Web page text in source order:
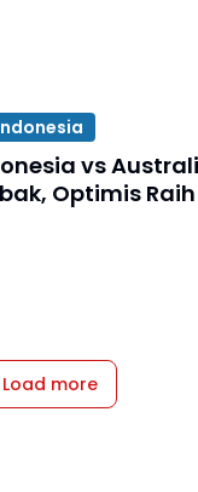
vs
Optimis
Load more